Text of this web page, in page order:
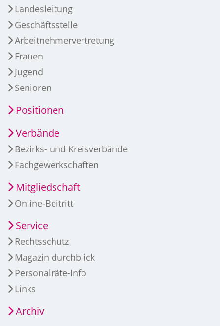
Landesleitung
Geschäftsstelle
Arbeitnehmervertretung
Frauen
Jugend
Senioren
Positionen
Verbände
Bezirks- und Kreisverbände
Fachgewerkschaften
Mitgliedschaft
Online-Beitritt
Service
Rechtsschutz
Magazin durchblick
Personalräte-Info
Links
Archiv